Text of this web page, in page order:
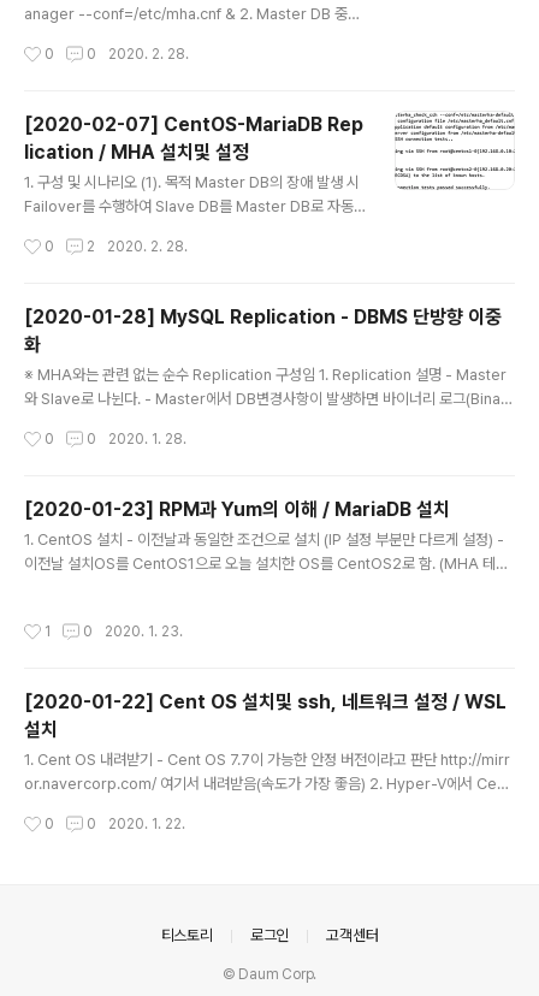
ve에서 아래 명령을 내림 tail -n1000 /var/log/mha.lo
anager --conf=/etc/mha.cnf & 2. Master DB 중지
how variables like 'read_only'; 결과 -> read_only
************* 1. row *********************
****** File: mysql-bin.000004 Position: 677 Bin
log_Do_DB: Binlog_Ignore_DB: 1 row in set (0.00
0 sec) ER..
0 0 2020. 2. 28.
[2020-02-07] CentOS-MariaDB Rep
lication / MHA 설치및 설정
1. 구성 및 시나리오 (1). 목적 Master DB의 장애 발생 시
Failover를 수행하여 Slave DB를 Master DB로 자동
er DB의 상태를 MHA Manager가 Connect / Select
설정) (1) 하나의 랜카드에 WEBSERVER 접근용 IP 및 M
HA용 IP를 추가 - Master / Slave - 추가할 이더넷 명칭
은 eth3으로 설정 - 현재 Master eth3은 192.168.0.1
3, Slave eth3은 192.168.0.23으로 설정, 여기에 192.
0 2 2020. 2. 28.
[2020-01-28] MySQL Replication - DBMS 단방향 이중
화
※ MHA와는 관련 없는 순수 Replication 구성임 1. Replication 설명 - Master
와 Slave로 나뉜다. - Master에서 DB변경사항이 발생하면 바이너리 로그(Binary
반영한다. - 보통 Master를 등록/변경/삭제로 사용하고 Slave를 조회용으로 사용
ser [아이디]@'%' identified by '[비밀번호]'; - 권한 처리 mysql> grant all pr
iv..
0 0 2020. 1. 28.
[2020-01-23] RPM과 Yum의 이해 / MariaDB 설치
1. CentOS 설치 - 이전날과 동일한 조건으로 설치 (IP 설정 부분만 다르게 설정) -
이전날 설치OS를 CentOS1으로 오늘 설치한 OS를 CentOS2로 함. (MHA 테스
설치함, 삭제나 기타 다른 동작도 RPM을 통해서 이루어짐. 단 RPM에서는 패키지
두 자동으로 받아 설치함. 3. CentOS에 MariaDB설치 - MariaDB 다운로드는 여
기서 가능..
1 0 2020. 1. 23.
[2020-01-22] Cent OS 설치및 ssh, 네트워크 설정 / WSL
설치
1. Cent OS 내려받기 - Cent OS 7.7이 가능한 안정 버전이라고 판단 http://mirr
or.navercorp.com/ 여기서 내려받음(속도가 가장 좋음) 2. Hyper-V에서 Cent
펌웨어에서 부팅 우선순위를 DVD에 놓음(물론 DVD는 생성해야 함) - 메모리 2기
dows Subsystem for Linux)을 설치(Ubuntu 1..
0 0 2020. 1. 22.
티스토리 로그인 고객센터
© Daum Corp.